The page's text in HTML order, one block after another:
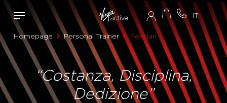
Homepage Personal Trainer Perolari
“Costanza, Disciplina,
Dedizione”